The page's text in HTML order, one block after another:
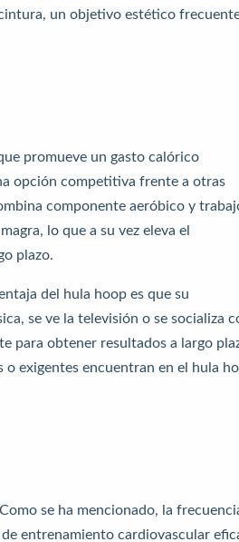
un objetivo estético
promueve un gasto calórico
opción competitiva frente a otras
componente aeróbico y
lo que a su vez eleva el
plazo.
del hula hoop es que su
se ve la televisión o se socializa
para obtener resultados a largo
exigentes encuentran en el hula
se ha mencionado, la
entrenamiento cardiovascular